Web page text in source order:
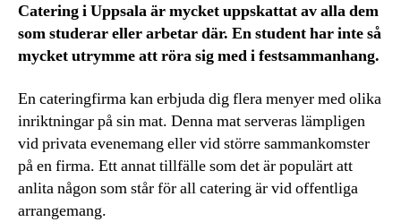
Catering i Uppsala är mycket uppskattat av alla dem
som studerar eller arbetar där. En student har inte så
mycket utrymme att röra sig med i festsammanhang.
En cateringfirma kan erbjuda dig flera menyer med olika
inriktningar på sin mat. Denna mat serveras lämpligen
vid privata evenemang eller vid större sammankomster
på en firma. Ett annat tillfälle som det är populärt att
anlita någon som står för all catering är vid offentliga
arrangemang.